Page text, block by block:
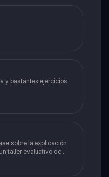
y bastantes ejercicios
sobre la explicación
taller evaluativo de